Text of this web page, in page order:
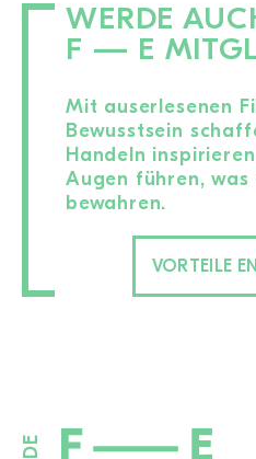
WERDE
F — E
Mit auserlesenen
Bewusstsein
Handeln
Augen führen, was
bewahren.
VORTEILE